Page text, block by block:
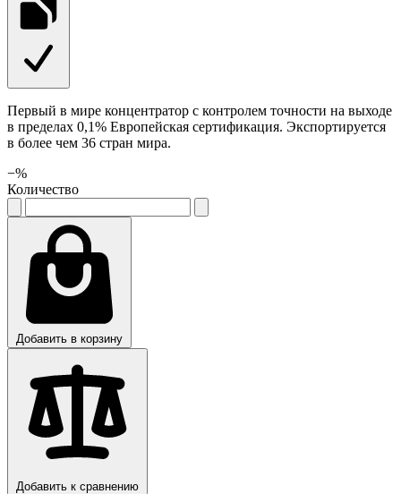
Первый в мире концентратор с контролем точности на выходе
в пределах 0,1% Европейская сертификация. Экспортируется
в более чем 36 стран мира.
−%
Количество
Добавить в корзину
Добавить к сравнению